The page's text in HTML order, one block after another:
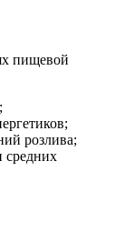
пищевой
розлива;
средних